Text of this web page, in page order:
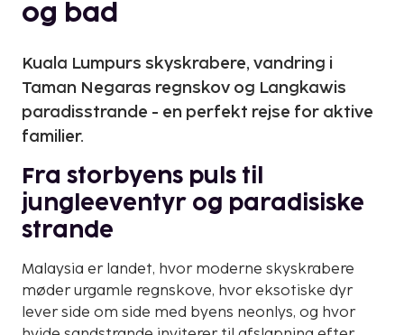
og bad
Kuala Lumpurs skyskrabere, vandring i
Taman Negaras regnskov og Langkawis
paradisstrande - en perfekt rejse for aktive
familier.
Fra storbyens puls til
jungleeventyr og paradisiske
strande
Malaysia er landet, hvor moderne skyskrabere
møder urgamle regnskove, hvor eksotiske dyr
lever side om side med byens neonlys, og hvor